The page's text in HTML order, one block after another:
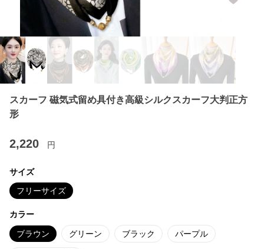
スカーフ 磁気式留め具付き高級シルクスカーフ大判正方
形
2,220 円
サイズ
フリーサイズ
カラー
ブラウン グリーン ブラック パープル